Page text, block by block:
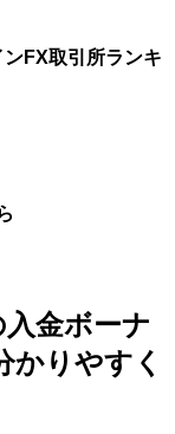
ンFX取引所ランキ
金ボーナ
かりやすく